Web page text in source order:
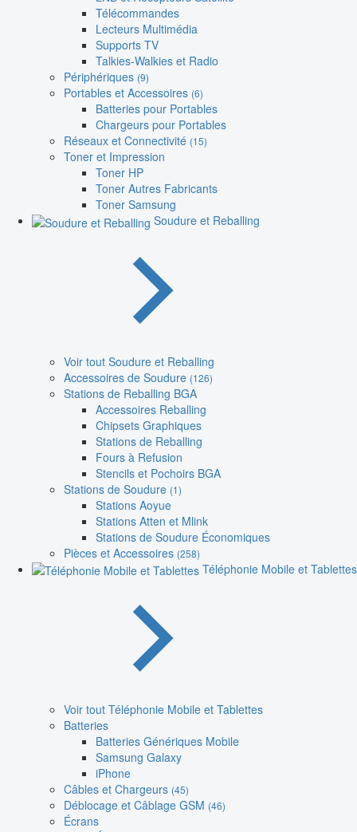
Télécommandes
Lecteurs Multimédia
Supports TV
Talkies-Walkies et Radio
Périphériques (9)
Portables et Accessoires (6)
Batteries pour Portables
Chargeurs pour Portables
Réseaux et Connectivité (15)
Toner et Impression
Toner HP
Toner Autres Fabricants
Toner Samsung
Soudure et Reballing
Voir tout Soudure et Reballing
Accessoires de Soudure (126)
Stations de Reballing BGA
Accessoires Reballing
Chipsets Graphiques
Stations de Reballing
Fours à Refusion
Stencils et Pochoirs BGA
Stations de Soudure (1)
Stations Aoyue
Stations Atten et Mlink
Stations de Soudure Économiques
Pièces et Accessoires (258)
Téléphonie Mobile et Tablettes
Voir tout Téléphonie Mobile et Tablettes
Batteries
Batteries Génériques Mobile
Samsung Galaxy
iPhone
Câbles et Chargeurs (45)
Déblocage et Câblage GSM (46)
Écrans